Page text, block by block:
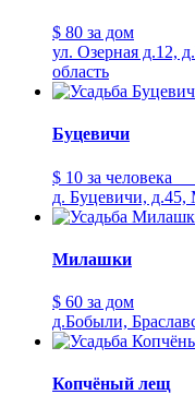
$ 80 за дом
ул. Озерная д.12,
область
Буцевичи
$ 10 за человека
д. Буцевичи, д.45,
Милашки
$ 60 за дом
д.Бобыли,
Копчёный лещ